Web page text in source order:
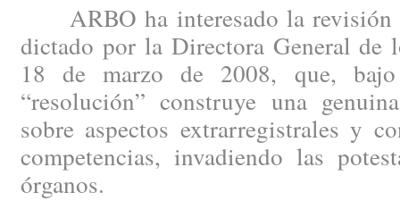
ARBO ha interesado la revisión
dictado por la Directora General de
18 de marzo de 2008, que,
“resolución” construye una
sobre aspectos extrarregistrales y
competencias, invadiendo las
órganos.